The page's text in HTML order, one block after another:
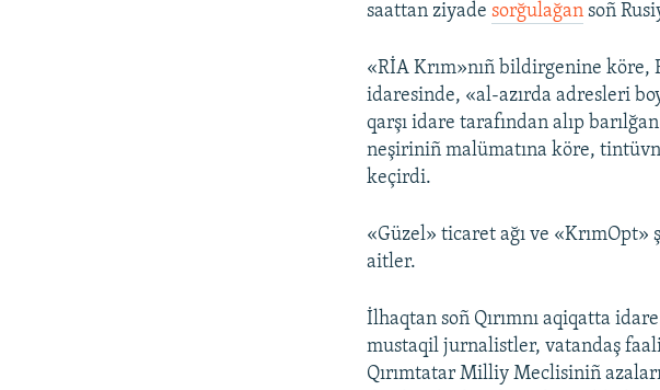
saattan ziyadesorğulağan soñ
«RİA Krım»nıñ bildirgenine köre,
idaresinde, «al-azırda adresleri
qarşı idare tarafından alıp
neşiriniñ malümatına köre,
keçirdi.
«Güzel» ticaret ağı ve
aitler.
İlhaqtan soñ Qırımnı aqiqatta
mustaqil jurnalistler, vatandaş
Qırımtatar Milliy Meclisiniñ